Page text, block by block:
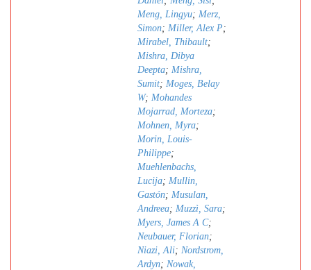
Meng, Lingyu; Merz,
Simon; Miller, Alex P;
Mirabel, Thibault;
Mishra, Dibya
Deepta; Mishra,
Sumit; Moges, Belay
W; Mohandes
Mojarrad, Morteza;
Mohnen, Myra;
Morin, Louis-
Philippe;
Muehlenbachs,
Lucija; Mullin,
Gastón; Musulan,
Andreea; Muzzì, Sara;
Myers, James A C;
Neubauer, Florian;
Niazi, Ali; Nordstrom,
Ardyn; Nowak,